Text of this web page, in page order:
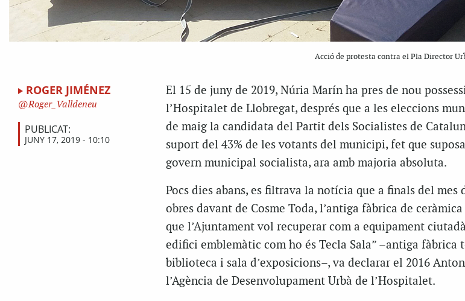
Acció de protesta contra el Pla Director
ROGER JIMÉNEZ
Roger_Valldeneu
PUBLICAT:
JUNY 17, 2019 - 10:10
El 15 de juny de 2019, Núria Marín ha pres de nou
l’Hospitalet de Llobregat, després que a les eleccions
de maig la candidata del Partit dels Socialistes de
suport del 43% de les votants del municipi, fet que
govern municipal socialista, ara amb majoria absoluta.
Pocs dies abans, es filtrava la notícia que a finals del mes
obres davant de Cosme Toda, l’antiga fàbrica de
que l’Ajuntament vol recuperar com a equipament
edifici emblemàtic com ho és Tecla Sala” –antiga
biblioteca i sala d’exposicions–, va declarar el 2016
l’Agència de Desenvolupament Urbà de l’Hospitalet.